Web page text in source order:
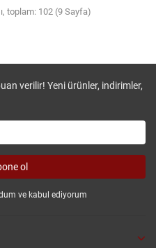
toplam: 102 (9 Sayfa)
verilir! Yeni ürünler, indirimler,
ol
ve kabul ediyorum